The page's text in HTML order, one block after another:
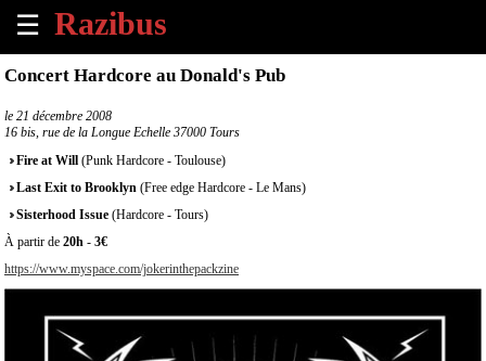
☰
×
Tous
évènements
à
venir
Annoncer
évènement
Concert Hardcore au Donald's Pub
le 21 décembre 2008
16 bis, rue de la Longue Echelle 37000 Tours
Fire at Will (Punk Hardcore - Toulouse)
Last Exit to Brooklyn (Free edge Hardcore - Le Mans)
Sisterhood Issue (Hardcore - Tours)
À partir de 20h - 3€
https://www.myspace.com/jokerinthepackzine